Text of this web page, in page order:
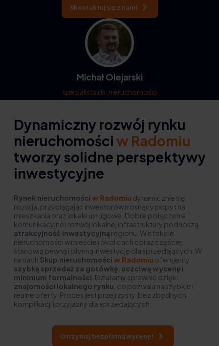
Skontaktuj się z nami
Michał Olejarski
specjalista ds. nieruchomości
Dynamiczny rozwój rynku
nieruchomościw Radomiu
tworzy solidne perspektywy
inwestycyjne
Rynek nieruchomościw Radomiu dynamicznie się
rozwija, przyciągając inwestorów i rosnący popyt na
mieszkania oraz lokale usługowe. Dobre połączenia
komunikacyjne i rozwój lokalnej infrastruktury podnoszą
atrakcyjność inwestycyjną regionu. W efekcie
nieruchomości w mieście i okolicach coraz częściej
stanowią pewną i płynną inwestycję dla sprzedających. W
ramach Skup nieruchomościw Radomiu oferujemy
szybką sprzedaż za gotówkę uczciwą wycenę i
minimum formalności . Działamy sprawnie dzięki
znajomości lokalnego rynku , co pozwala na szybkie i
realne oferty. Proces jest przejrzysty, bez zbędnych
komplikacji i przyjazny dla sprzedających.
Otrzymaj bezpłatną wycenę!